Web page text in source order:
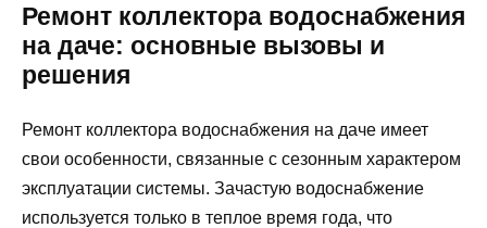
Ремонт коллектора водоснабжения
на даче: основные вызовы и
решения
Ремонт коллектора водоснабжения на даче имеет
свои особенности, связанные с сезонным характером
эксплуатации системы. Зачастую водоснабжение
используется только в теплое время года, что